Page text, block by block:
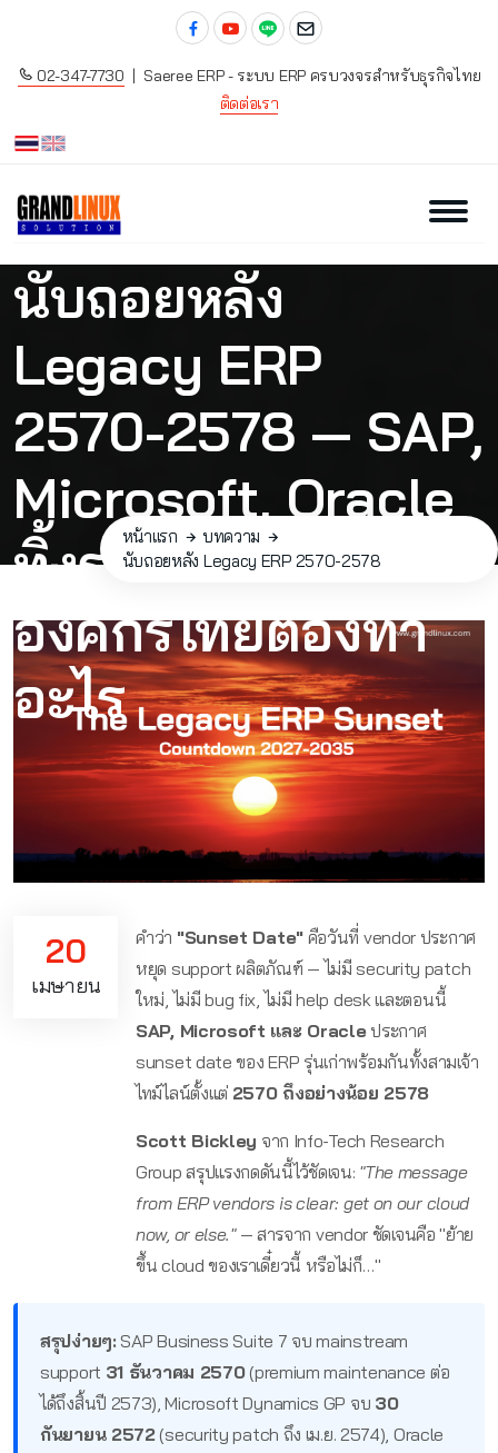
02-347-7730 | Saeree ERP - ระบบ ERP ครบวงจรสำหรับธุรกิจไทย
ติดต่อเรา
นับถอยหลัง
Legacy ERP
2570-2578 — SAP,
Microsoft, Oracle
ทิ้งระบบเก่าแล้ว
องค์กรไทยต้องทำ
อะไร
หน้าแรก
บทความ
นับถอยหลัง Legacy ERP 2570-2578
20
เมษายน
คำว่า "Sunset Date"คือวันที่ vendor ประกาศ
หยุด support ผลิตภัณฑ์ — ไม่มี security patch
ใหม่, ไม่มี bug fix, ไม่มี help desk และตอนนี้
SAP, Microsoft และ Oracleประกาศ
sunset date ของ ERP รุ่นเก่าพร้อมกันทั้งสามเจ้า
ไทม์ไลน์ตั้งแต่ 2570 ถึงอย่างน้อย 2578
Scott Bickley จาก Info-Tech Research
Group สรุปแรงกดดันนี้ไว้ชัดเจน: "The message
from ERP vendors is clear: get on our cloud
now, or else."— สารจาก vendor ชัดเจนคือ "ย้าย
ขึ้น cloud ของเราเดี๋ยวนี้ หรือไม่ก็…"
สรุปง่ายๆ: SAP Business Suite 7 จบ mainstream
support 31 ธันวาคม 2570(premium maintenance ต่อ
ได้ถึงสิ้นปี 2573), Microsoft Dynamics GP จบ 30
กันยายน 2572(security patch ถึง เม.ย. 2574), Oracle